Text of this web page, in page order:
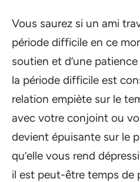
Vous saurez si un ami
période difficile en ce
soutien et d’une
la période difficile est
relation empiète sur le
avec votre conjoint ou
devient épuisante sur le
qu’elle vous rend
il est peut-être temps de